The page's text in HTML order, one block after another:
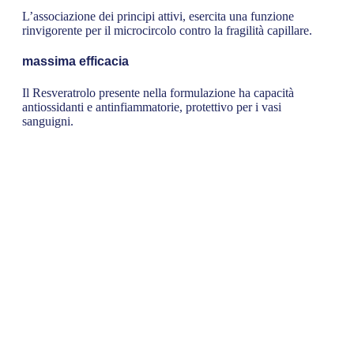
L’associazione dei principi attivi, esercita una funzione
rinvigorente peril microcircolo contro la fragilità capillare.
massima efficacia
Il Resveratrolo presente nella formulazione ha capacità
antiossidanti e antinfiammatorie, protettivo per i vasi
sanguigni.